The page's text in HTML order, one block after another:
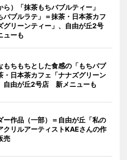
ら）「抹茶もちバブルティー」
バブルラテ」＝抹茶・日本茶カフ
グリーンティー」、自由が丘2号
ーも
もちもちとした食感の「もちバブ
・日本茶カフェ「ナナズグリーン
自由が丘2号店 新メニューも
ー作品（一部）＝自由が丘「私の
クリルアーティストKAEさんの作
売